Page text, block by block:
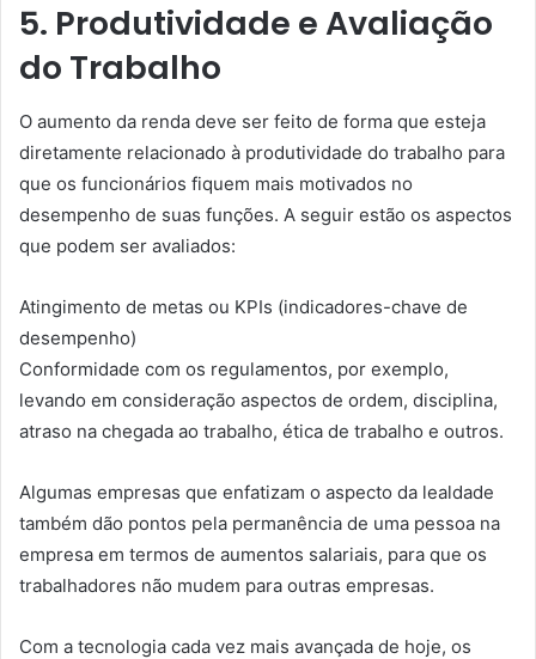
5. Produtividade e Avaliação
do Trabalho
O aumento da renda deve ser feito de forma que esteja
diretamente relacionado à produtividade do trabalho para
que os funcionários fiquem mais motivados no
desempenho de suas funções. A seguir estão os aspectos
que podem ser avaliados:
Atingimento de metas ou KPIs (indicadores-chave de
desempenho)
Conformidade com os regulamentos, por exemplo,
levando em consideração aspectos de ordem, disciplina,
atraso na chegada ao trabalho, ética de trabalho e outros.
Algumas empresas que enfatizam o aspecto da lealdade
também dão pontos pela permanência de uma pessoa na
empresa em termos de aumentos salariais, para que os
trabalhadores não mudem para outras empresas.
Com a tecnologia cada vez mais avançada de hoje, os